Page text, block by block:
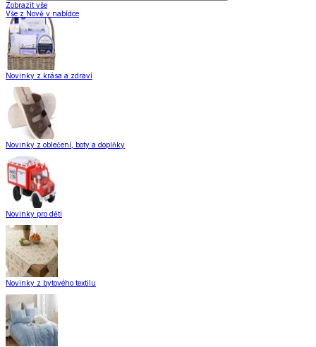
Zobrazit vše
Vše z Nově v nabídce
Novinky z krása a zdraví
Novinky z oblečení, boty a doplňky
Novinky pro děti
Novinky z bytového textilu